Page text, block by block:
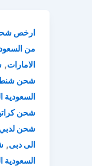
ارخص شحن
من
الامارات,
شحن شنطة
السعودية
شحن
شحن لدبي
الى دبى,
السعودية